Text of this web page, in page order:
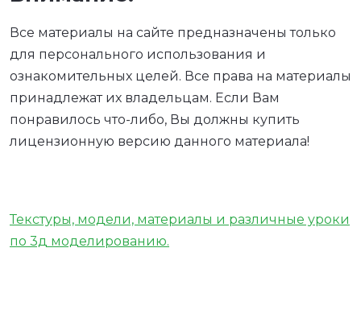
Все материалы на сайте предназначены только
для персонального использования и
ознакомительных целей. Все права на материалы
принадлежат их владельцам. Если Вам
понравилось что-либо, Вы должны купить
лицензионную версию данного материала!
Текстуры, модели, материалы и различные уроки
по 3д моделированию.